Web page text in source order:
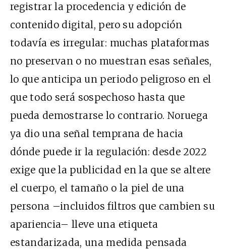
registrar la procedencia y edición de
contenido digital, pero su adopción
todavía es irregular: muchas plataformas
no preservan o no muestran esas señales,
lo que anticipa un periodo peligroso en el
que todo será sospechoso hasta que
pueda demostrarse lo contrario. Noruega
ya dio una señal temprana de hacia
dónde puede ir la regulación: desde 2022
exige que la publicidad en la que se altere
el cuerpo, el tamaño o la piel de una
persona –incluidos filtros que cambien su
apariencia– lleve una etiqueta
estandarizada, una medida pensada